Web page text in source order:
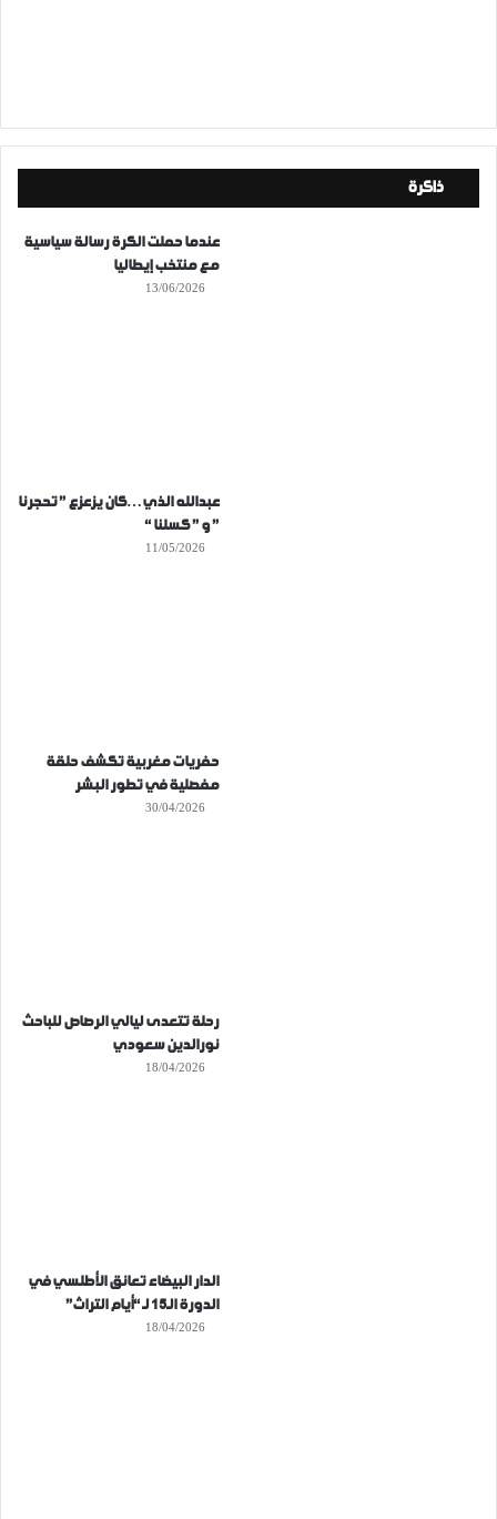
ذاكرة
عندما حملت الكرة رسالة سياسية
مع منتخب إيطاليا
13/06/2026
عبدالله الذي…كان يزعزع ” تحجرنا
” و ” كسلنا “
11/05/2026
حفريات مغربية تكشف حلقة
مفصلية في تطور البشر
30/04/2026
رحلة تتعدى ليالي الرصاص للباحث
نورالدين سعودي
18/04/2026
الدار البيضاء تعانق الأطلسي في
الدورة الـ15 لـ “أيام التراث”
18/04/2026